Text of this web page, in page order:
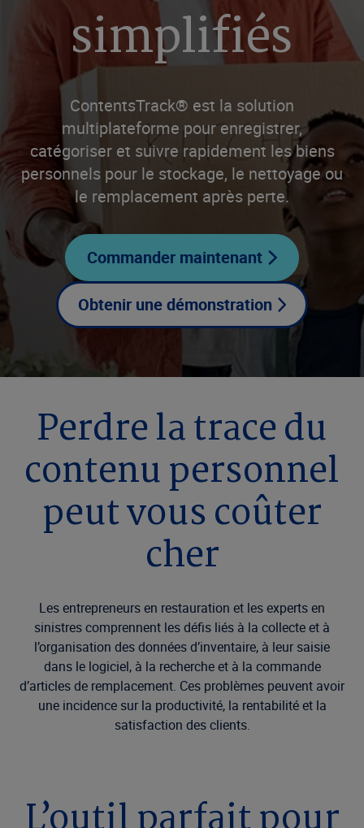
simplifiés
ContentsTrack® est la solution
multiplateforme pour enregistrer,
catégoriser et suivre rapidement les biens
personnels pour le stockage, le nettoyage ou
le remplacement après perte.
Commander maintenant
Obtenir une démonstration
Perdre la trace du
contenu personnel
peut vous coûter
cher
Les entrepreneurs en restauration et les experts en
sinistres comprennent les défis liés à la collecte et à
l’organisation des données d’inventaire, à leur saisie
dans le logiciel, à la recherche et à la commande
d’articles de remplacement. Ces problèmes peuvent avoir
une incidence sur la productivité, la rentabilité et la
satisfaction des clients.